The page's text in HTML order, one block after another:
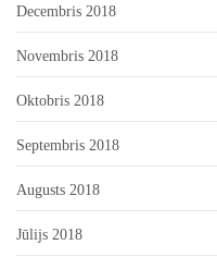
Decembris 2018
Novembris 2018
Oktobris 2018
Septembris 2018
Augusts 2018
Jūlijs 2018